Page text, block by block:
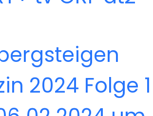
2024 Folge 1